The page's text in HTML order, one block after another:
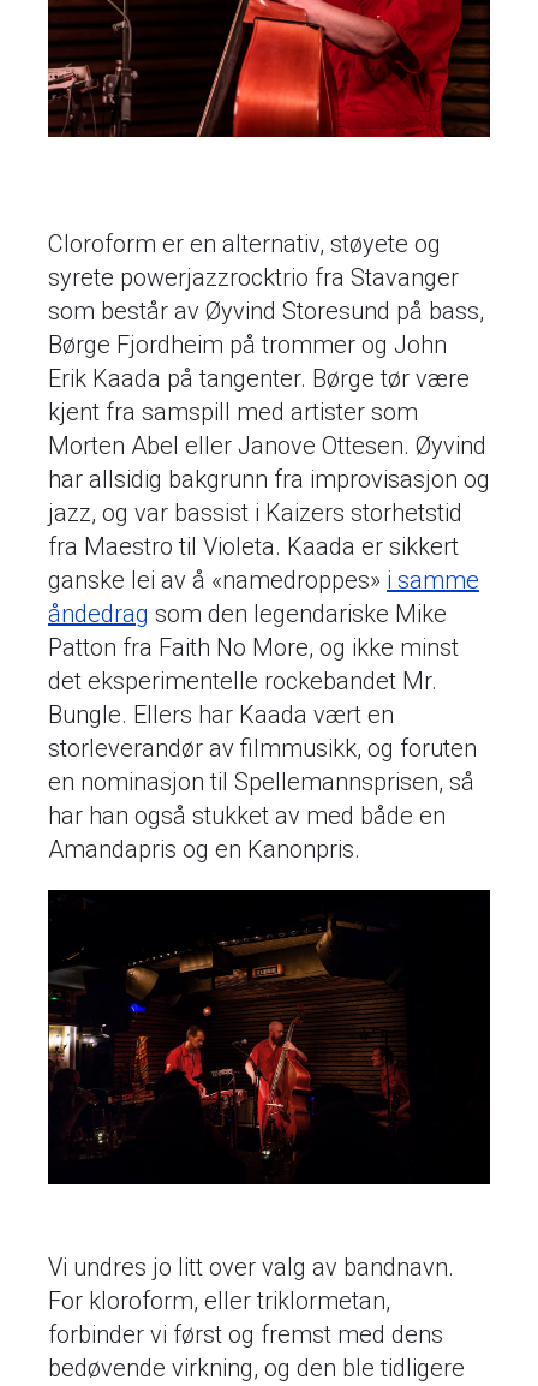
Cloroform er en alternativ, støyete og
syrete powerjazzrocktrio fra Stavanger
som består av Øyvind Storesund på bass,
Børge Fjordheim på trommer og John
Erik Kaada på tangenter. Børge tør være
kjent fra samspill med artister som
Morten Abel eller Janove Ottesen. Øyvind
har allsidig bakgrunn fra improvisasjon og
jazz, og var bassist i Kaizers storhetstid
fra Maestro til Violeta. Kaada er sikkert
ganske lei av å «namedroppes» i samme
åndedrag som den legendariske Mike
Patton fra Faith No More, og ikke minst
det eksperimentelle rockebandet Mr.
Bungle. Ellers har Kaada vært en
storleverandør av filmmusikk, og foruten
en nominasjon til Spellemannsprisen, så
har han også stukket av med både en
Amandapris og en Kanonpris.
Vi undres jo litt over valg av bandnavn.
For kloroform, eller triklormetan,
forbinder vi først og fremst med dens
bedøvende virkning, og den ble tidligere